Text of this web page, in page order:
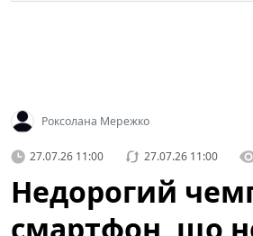
Роксолана Мережко
27.07.26 11:00 27.07.26 11:00
Недорогий